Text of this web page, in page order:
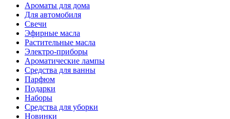
Ароматы для дома
Для автомобиля
Свечи
Эфирные масла
Растительные масла
Электро-приборы
Ароматические лампы
Средства для ванны
Парфюм
Подарки
Наборы
Средства для уборки
Новинки